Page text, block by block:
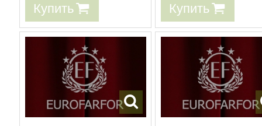
Купить Купить